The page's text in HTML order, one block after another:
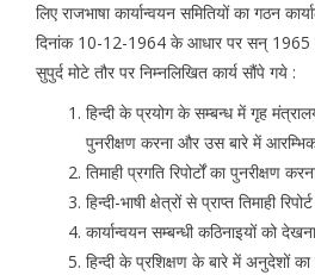
लिए राजभाषा कार्यान्वयन समितियों का गठन
दिनांक 10-12-1964 के आधार पर सन् 1965
सुपुर्द मोटे तौर पर निम्नलिखित कार्य सौंपे गये :
हिन्दी के प्रयोग के सम्बन्ध में गृह
पुनरीक्षण करना और उस बारे में
तिमाही प्रगति रिपोर्टों का पुनरीक्षण
हिन्दी-भाषी क्षेत्रों से प्राप्त तिमाही
कार्यान्वयन सम्बन्धी कठिनाइयों को
हिन्दी के प्रशिक्षण के बारे में अनुदेशों